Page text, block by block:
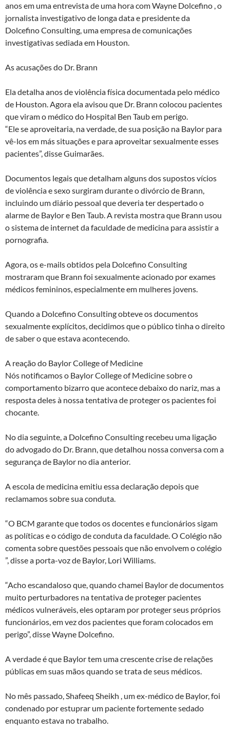
anos em uma entrevista de uma hora com Wayne Dolcefino , o
jornalista investigativo de longa data e presidente da
Dolcefino Consulting, uma empresa de comunicações
investigativas sediada em Houston.
As acusações do Dr. Brann
Ela detalha anos de violência física documentada pelo médico
de Houston. Agora ela avisou que Dr. Brann colocou pacientes
que viram o médico do Hospital Ben Taub em perigo.
“Ele se aproveitaria, na verdade, de sua posição na Baylor para
vê-los em más situações e para aproveitar sexualmente esses
pacientes”, disse Guimarães.
Documentos legais que detalham alguns dos supostos vícios
de violência e sexo surgiram durante o divórcio de Brann,
incluindo um diário pessoal que deveria ter despertado o
alarme de Baylor e Ben Taub. A revista mostra que Brann usou
o sistema de internet da faculdade de medicina para assistir a
pornografia.
Agora, os e-mails obtidos pela Dolcefino Consulting
mostraram que Brann foi sexualmente acionado por exames
médicos femininos, especialmente em mulheres jovens.
Quando a Dolcefino Consulting obteve os documentos
sexualmente explícitos, decidimos que o público tinha o direito
de saber o que estava acontecendo.
A reação do Baylor College of Medicine
Nós notificamos o Baylor College of Medicine sobre o
comportamento bizarro que acontece debaixo do nariz, mas a
resposta deles à nossa tentativa de proteger os pacientes foi
chocante.
No dia seguinte, a Dolcefino Consulting recebeu uma ligação
do advogado do Dr. Brann, que detalhou nossa conversa com a
segurança de Baylor no dia anterior.
A escola de medicina emitiu essa declaração depois que
reclamamos sobre sua conduta.
“O BCM garante que todos os docentes e funcionários sigam
as políticas e o código de conduta da faculdade. O Colégio não
comenta sobre questões pessoais que não envolvem o colégio
”, disse a porta-voz de Baylor, Lori Williams.
“Acho escandaloso que, quando chamei Baylor de documentos
muito perturbadores na tentativa de proteger pacientes
médicos vulneráveis, eles optaram por proteger seus próprios
funcionários, em vez dos pacientes que foram colocados em
perigo”, disse Wayne Dolcefino.
A verdade é que Baylor tem uma crescente crise de relações
públicas em suas mãos quando se trata de seus médicos.
No mês passado, Shafeeq Sheikh , um ex-médico de Baylor, foi
condenado por estuprar um paciente fortemente sedado
enquanto estava no trabalho.